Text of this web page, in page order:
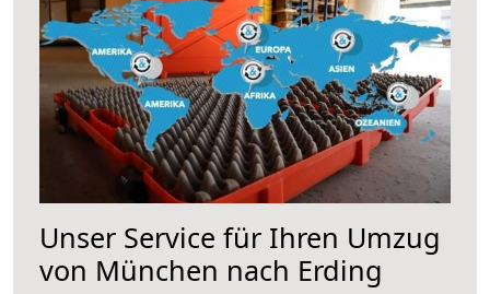
Unser Service für Ihren Umzug
von München nach Erding